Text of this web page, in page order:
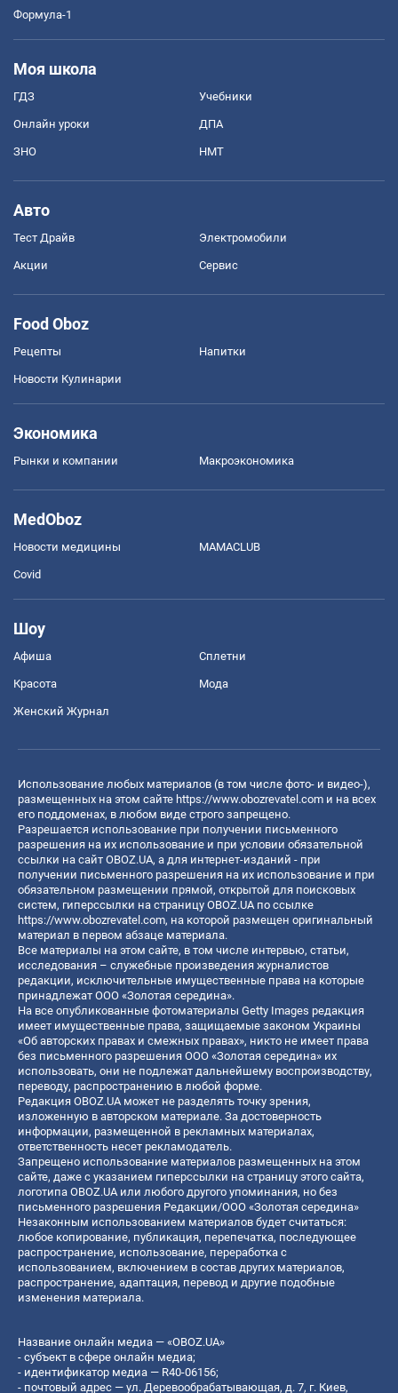
Формула-1
Моя школа
ГДЗ Учебники
Онлайн уроки ДПА
ЗНО НМТ
Авто
Тест Драйв Электромобили
Акции Сервис
Food Oboz
Рецепты Напитки
Новости Кулинарии
Экономика
Рынки и компании Mакроэкономика
MedOboz
Новости медицины MAMACLUB
Covid
Шоу
Афиша Сплетни
Красота Мода
Женский Журнал
Использование любых материалов (в том числе фото- и видео-),
размещенных на этом сайте https://www.obozrevatel.com и на всех
его поддоменах, в любом виде строго запрещено.
Разрешается использование при получении письменного
разрешения на их использование и при условии обязательной
ссылки на сайт OBOZ.UA, а для интернет-изданий - при
получении письменного разрешения на их использование и при
обязательном размещении прямой, открытой для поисковых
систем, гиперссылки на страницу OBOZ.UA по ссылке
https://www.obozrevatel.com, на которой размещен оригинальный
материал в первом абзаце материала.
Все материалы на этом сайте, в том числе интервью, статьи,
исследования – служебные произведения журналистов
редакции, исключительные имущественные права на которые
принадлежат ООО «Золотая середина».
На все опубликованные фотоматериалы Getty Images редакция
имеет имущественные права, защищаемые законом Украины
«Об авторских правах и смежных правах», никто не имеет права
без письменного разрешения ООО «Золотая середина» их
использовать, они не подлежат дальнейшему воспроизводству,
переводу, распространению в любой форме.
Редакция OBOZ.UA может не разделять точку зрения,
изложенную в авторском материале. За достоверность
информации, размещенной в рекламных материалах,
ответственность несет рекламодатель.
Запрещено использование материалов размещенных на этом
сайте, даже с указанием гиперссылки на страницу этого сайта,
логотипа OBOZ.UA или любого другого упоминания, но без
письменного разрешения Редакции/ООО «Золотая середина»
Незаконным использованием материалов будет считаться:
любое копирование, публикация, перепечатка, последующее
распространение, использование, переработка с
использованием, включением в состав других материалов,
распространение, адаптация, перевод и другие подобные
изменения материала.
Название онлайн медиа — «OBOZ.UA»
- субъект в сфере онлайн медиа;
- идентификатор медиа — R40-06156;
- почтовый адрес — ул. Деревообрабатывающая, д. 7, г. Киев,